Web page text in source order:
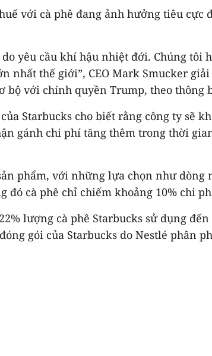
với cà phê đang ảnh hưởng tiêu cực
yêu cầu khí hậu nhiệt đới. Chúng tôi
nhất thế giới”, CEO Mark Smucker
với chính quyền Trump, theo thông
Starbucks cho biết rằng công ty sẽ
gánh chi phí tăng thêm trong thời
phẩm, với những lựa chọn như dòng
đó cà phê chỉ chiếm khoảng 10% chi
lượng cà phê Starbucks sử dụng
gói của Starbucks do Nestlé phân